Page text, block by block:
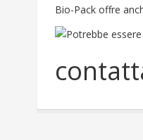
Bio-Pack offre